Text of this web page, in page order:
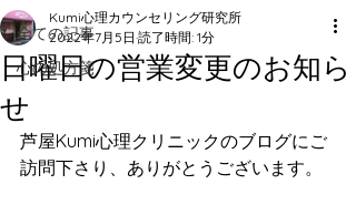
全ての記事
心の処方箋
日曜日の営業変更のお知ら
せ
Kumi心理カウンセリング研究所
2022年7月5日 読了時間: 1分
芦屋Kumi心理クリニックのブログにご
訪問下さり、ありがとうございます。